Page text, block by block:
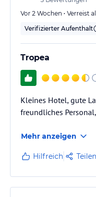
Vor 2 Wochen • Verreist
Verifizierter Aufenthalt
Tropea
Kleines Hotel, gute
freundliches
Mehr anzeigen
Hilfreich Teilen